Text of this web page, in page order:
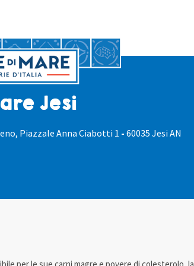
Jesi
Piazzale Anna Ciabotti 1 - 60035 Jesi AN